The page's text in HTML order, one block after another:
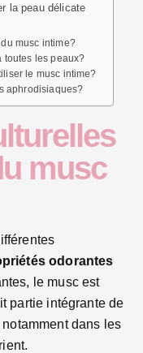
la peau délicate
musc intime?
toutes les peaux?
le musc intime?
aphrodisiaques?
musc
odorantes
le musc est
partie intégrante de
dans les